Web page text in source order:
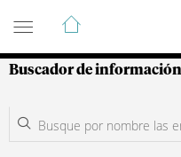
Guía de
Buscador de